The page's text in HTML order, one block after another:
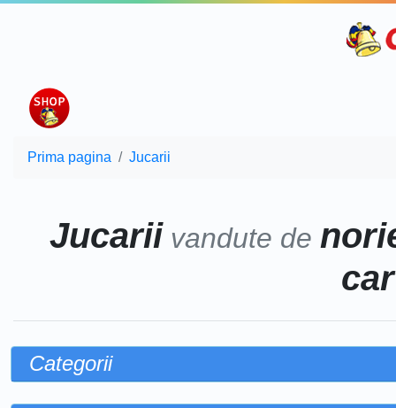
Prima pagina Jucarii
Jucarii vandute de
Categorii